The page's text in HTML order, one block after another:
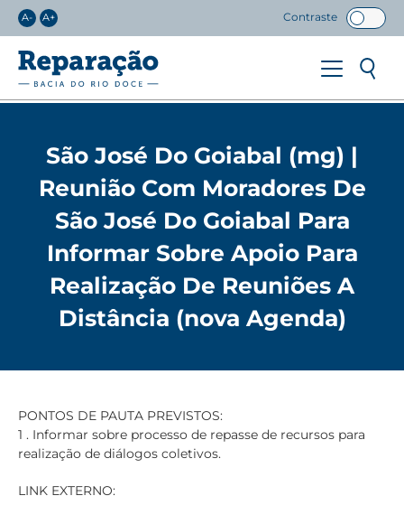
A- A+ Contraste
São José Do Goiabal (mg) |
Reunião Com Moradores De
São José Do Goiabal Para
Informar Sobre Apoio Para
Realização De Reuniões A
Distância (nova Agenda)
PONTOS DE PAUTA PREVISTOS:
1 . Informar sobre processo de repasse de recursos para
realização de diálogos coletivos.
LINK EXTERNO: